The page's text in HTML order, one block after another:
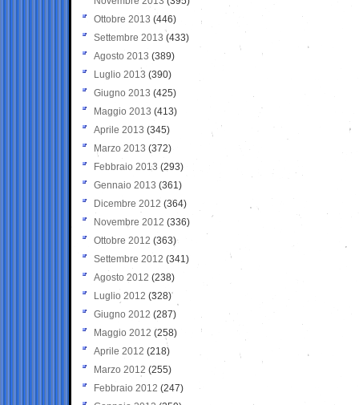
Ottobre 2013 (446)
Settembre 2013 (433)
Agosto 2013 (389)
Luglio 2013 (390)
Giugno 2013 (425)
Maggio 2013 (413)
Aprile 2013 (345)
Marzo 2013 (372)
Febbraio 2013 (293)
Gennaio 2013 (361)
Dicembre 2012 (364)
Novembre 2012 (336)
Ottobre 2012 (363)
Settembre 2012 (341)
Agosto 2012 (238)
Luglio 2012 (328)
Giugno 2012 (287)
Maggio 2012 (258)
Aprile 2012 (218)
Marzo 2012 (255)
Febbraio 2012 (247)